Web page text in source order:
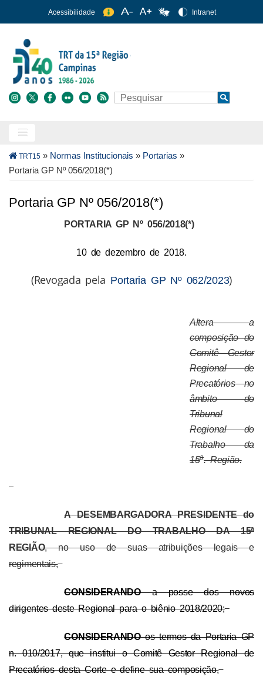
para
conteúdo
principal
Acessibilidade Intranet
Buscar Search
Trilha
de
TRT15 » Normas Institucionais » Portarias »
Portaria GP Nº 056/2018(*)
Portaria GP Nº 056/2018(*)
PORTARIA GP Nº 056/2018(*)
10 de dezembro de 2018.
(Revogada pela Portaria GP Nº 062/2023)
Altera a
composição do
Comitê Gestor
Regional de
Precatórios no
âmbito do
Tribunal
Regional do
Trabalho da
15a. Região.
A DESEMBARGADORAPRESIDENTEdo
TRIBUNAL REGIONAL DO TRABALHO DA 15ª
REGIÃO, no uso de suas atribuições legais e
regimentais,
CONSIDERANDOa posse dos novos
dirigentes deste Regional para o biênio 2018/2020;
CONSIDERANDOos termos da Portaria GP
n. 010/2017, que institui o Comitê Gestor Regional de
Precatórios desta Corte e define sua composição,